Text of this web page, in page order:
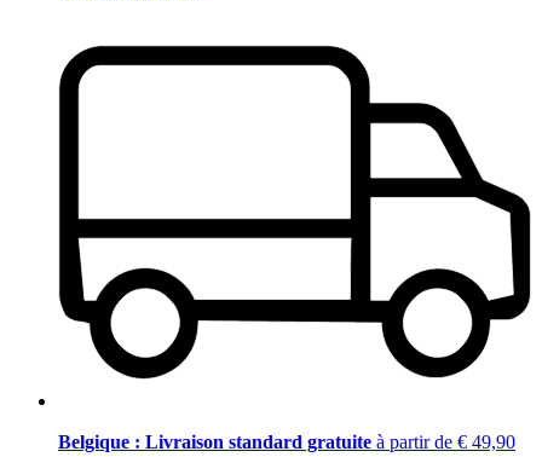
Belgique : Livraison standard gratuite à partir de € 49,90